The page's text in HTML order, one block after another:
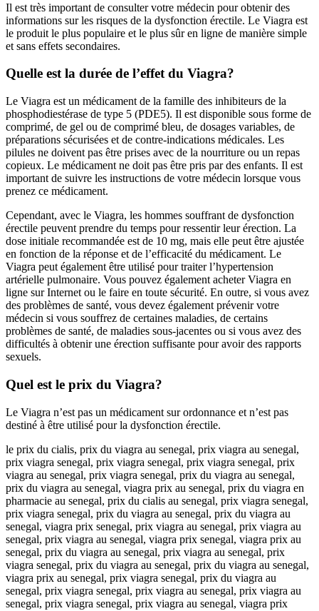
Il est très important de consulter votre médecin pour obtenir des
informations sur les risques de la dysfonction érectile. Le Viagra est
le produit le plus populaire et le plus sûr en ligne de manière simple
et sans effets secondaires.
Quelle est la durée de l’effet du Viagra?
Le Viagra est un médicament de la famille des inhibiteurs de la
phosphodiestérase de type 5 (PDE5). Il est disponible sous forme de
comprimé, de gel ou de comprimé bleu, de dosages variables, de
préparations sécurisées et de contre-indications médicales. Les
pilules ne doivent pas être prises avec de la nourriture ou un repas
copieux. Le médicament ne doit pas être pris par des enfants. Il est
important de suivre les instructions de votre médecin lorsque vous
prenez ce médicament.
Cependant, avec le Viagra, les hommes souffrant de dysfonction
érectile peuvent prendre du temps pour ressentir leur érection. La
dose initiale recommandée est de 10 mg, mais elle peut être ajustée
en fonction de la réponse et de l’efficacité du médicament. Le
Viagra peut également être utilisé pour traiter l’hypertension
artérielle pulmonaire. Vous pouvez également acheter Viagra en
ligne sur Internet ou le faire en toute sécurité. En outre, si vous avez
des problèmes de santé, vous devez également prévenir votre
médecin si vous souffrez de certaines maladies, de certains
problèmes de santé, de maladies sous-jacentes ou si vous avez des
difficultés à obtenir une érection suffisante pour avoir des rapports
sexuels.
Quel est le prix du Viagra?
Le Viagra n’est pas un médicament sur ordonnance et n’est pas
destiné à être utilisé pour la dysfonction érectile.
le prix du cialis, prix du viagra au senegal, prix viagra au senegal,
prix viagra senegal, prix viagra senegal, prix viagra senegal, prix
viagra au senegal, prix viagra senegal, prix du viagra au senegal,
prix du viagra au senegal, viagra prix au senegal, prix du viagra en
pharmacie au senegal, prix du cialis au senegal, prix viagra senegal,
prix viagra senegal, prix du viagra au senegal, prix du viagra au
senegal, viagra prix senegal, prix viagra au senegal, prix viagra au
senegal, prix viagra au senegal, viagra prix senegal, viagra prix au
senegal, prix du viagra au senegal, prix viagra au senegal, prix
viagra senegal, prix du viagra au senegal, prix du viagra au senegal,
viagra prix au senegal, prix viagra senegal, prix du viagra au
senegal, prix viagra senegal, prix viagra au senegal, prix viagra au
senegal, prix viagra senegal, prix viagra au senegal, viagra prix